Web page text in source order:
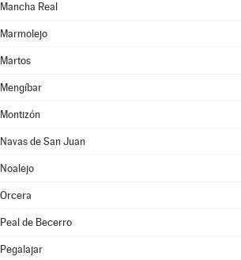
Mancha Real
Marmolejo
Martos
Mengíbar
Montizón
Navas de San Juan
Noalejo
Orcera
Peal de Becerro
Pegalajar